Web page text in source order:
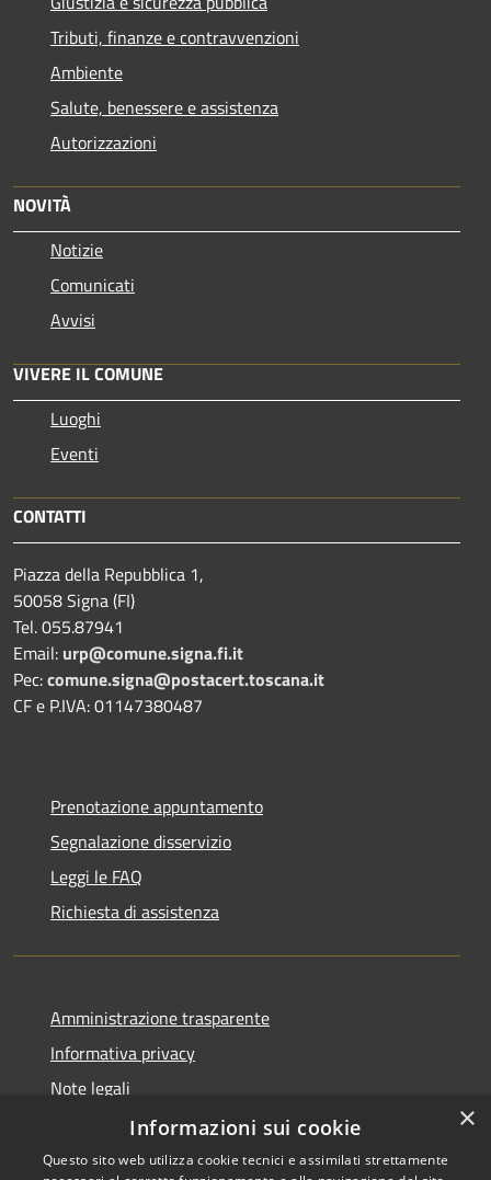
Tributi, finanze e contravvenzioni
Ambiente
Salute, benessere e assistenza
Autorizzazioni
NOVITÀ
Notizie
Comunicati
Avvisi
VIVERE IL COMUNE
Luoghi
Eventi
CONTATTI
Piazza della Repubblica 1,
50058 Signa (FI)
Tel. 055.87941
Email: urp@comune.signa.fi.it
Pec:comune.signa@postacert.toscana.it
CF e P.IVA: 01147380487
Prenotazione appuntamento
Segnalazione disservizio
Leggi le FAQ
Richiesta di assistenza
Amministrazione trasparente
Informativa privacy
Note legali
Dichiarazione di accessibilità
×
Informazioni sui cookie
Questo sito web utilizza cookie tecnici e assimilati strettamente